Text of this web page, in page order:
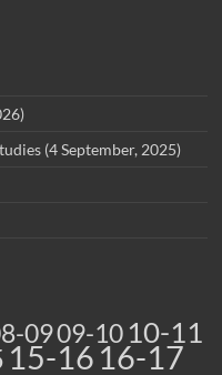
(4 September, 2025)
0909-10 10-11
15-16 16-17